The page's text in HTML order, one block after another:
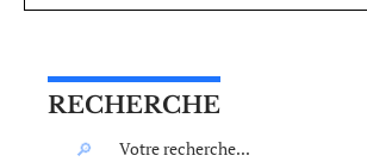
RECHERCHE